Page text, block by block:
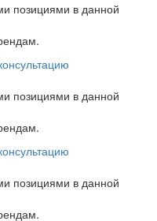
позициями в данной
позициями в данной
позициями в данной